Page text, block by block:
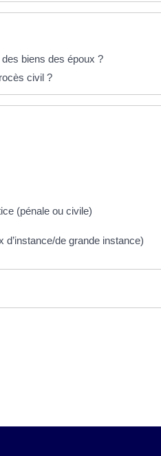
biens des époux ?
civil ?
(pénale ou civile)
d’instance/de grande instance)